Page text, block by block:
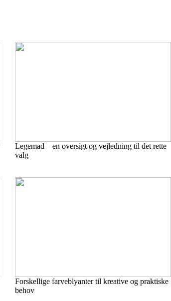
Legemad – en oversigt og vejledning til det rette
valg
Forskellige farveblyanter til kreative og praktiske
behov